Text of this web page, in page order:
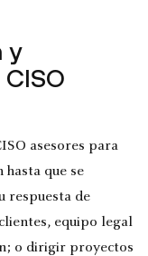
y
asesores para
hasta que se
respuesta de
equipo legal
o dirigir proyectos